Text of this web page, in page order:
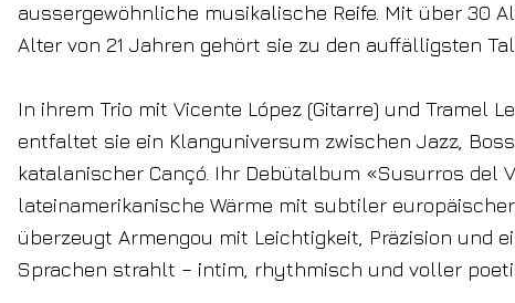
aussergewöhnliche musikalische Reife. Mit über 30
Alter von 21 Jahren gehört sie zu den auffälligsten
In ihrem Trio mit Vicente López (Gitarre) und Tramel
entfaltet sie ein Klanguniversum zwischen Jazz,
katalanischer Cançó. Ihr Debütalbum «Susurros del
lateinamerikanische Wärme mit subtiler
überzeugt Armengou mit Leichtigkeit, Präzision und
Sprachen strahlt – intim, rhythmisch und voller